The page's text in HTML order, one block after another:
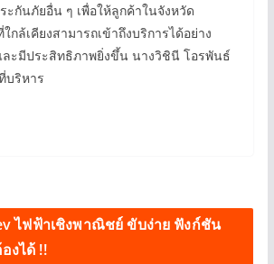
ะกันภัยอื่น ๆ เพื่อให้ลูกค้าในจังหวัด
ล้เคียงสามารถเข้าถึงบริการได้อย่าง
ละมีประสิทธิภาพยิ่งขึ้น นางวิชินี โอรพันธ์
บริหาร
ไฟฟ้าเชิงพาณิชย์ ขับง่าย ฟังก์ชัน
งได้ !!